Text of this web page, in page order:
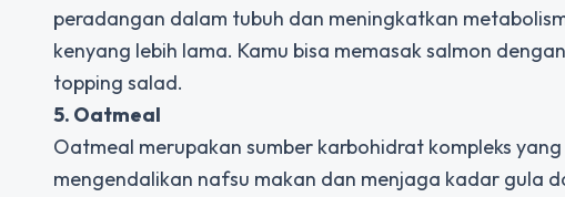
peradangan dalam tubuh dan meningkatkan
kenyang lebih lama. Kamu bisa memasak salmon
topping salad.
5. Oatmeal
Oatmeal merupakan sumber karbohidrat kompleks
mengendalikan nafsu makan dan menjaga kadar gula